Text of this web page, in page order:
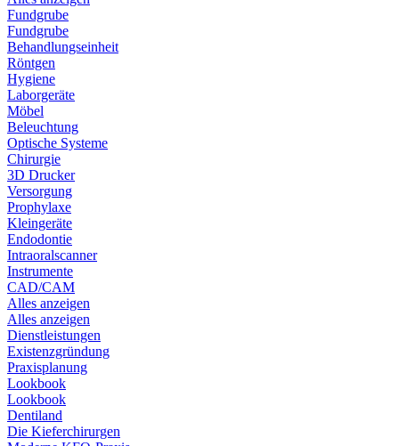
Fundgrube
Fundgrube
Behandlungseinheit
Röntgen
Hygiene
Laborgeräte
Möbel
Beleuchtung
Optische Systeme
Chirurgie
3D Drucker
Versorgung
Prophylaxe
Kleingeräte
Endodontie
Intraoralscanner
Instrumente
CAD/CAM
Alles anzeigen
Alles anzeigen
Dienstleistungen
Existenzgründung
Praxisplanung
Lookbook
Lookbook
Dentiland
Die Kieferchirurgen